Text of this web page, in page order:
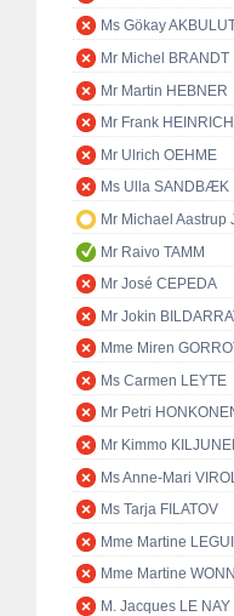
Ms Gökay
Mr Michel BRANDT
Mr Martin HEBNER
Mr Frank HEINRICH
Mr Ulrich OEHME
Ms Ulla SANDBÆK
Mr Michael Aastrup
Mr Raivo TAMM
Mr José CEPEDA
Mr Jokin
Mme Miren
Ms Carmen LEYTE
Mr Petri
Mr Kimmo
Ms Anne-Mari
Ms Tarja FILATOV
Mme Martine
Mme Martine
M. Jacques LE NAY